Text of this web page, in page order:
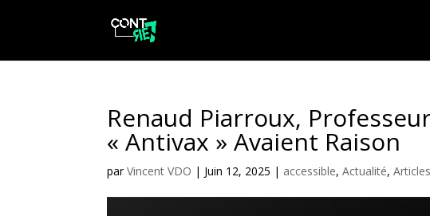
Renaud Piarroux,
« Antivax » Avaient Raison
parVincent VDO | Juin 12, 2025 | accessible,Actualité,Articles